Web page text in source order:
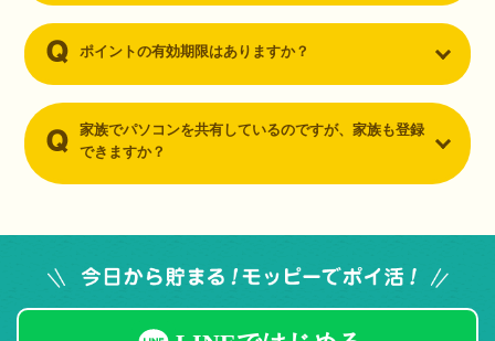
ポイントの有効期限はありますか？
家族でパソコンを共有しているのですが、家族も登録
できますか？